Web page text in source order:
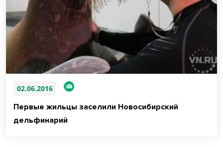
02.06.2016
Первые жильцы заселили Новосибирский
дельфинарий